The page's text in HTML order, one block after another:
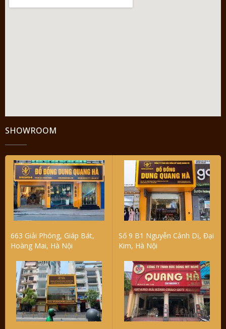
SHOWROOM
663 Giải Phóng, Giáp Bát,
Hoàng Mai, Hà Nội
Số 9 B1 Nguyễn Cảnh Dị, Đại
Kim, Hà Nội